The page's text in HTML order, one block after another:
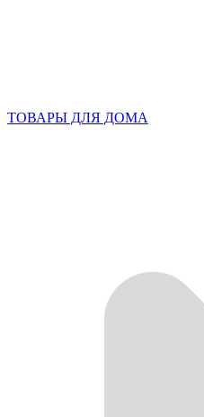
ТОВАРЫ ДЛЯ ДОМА